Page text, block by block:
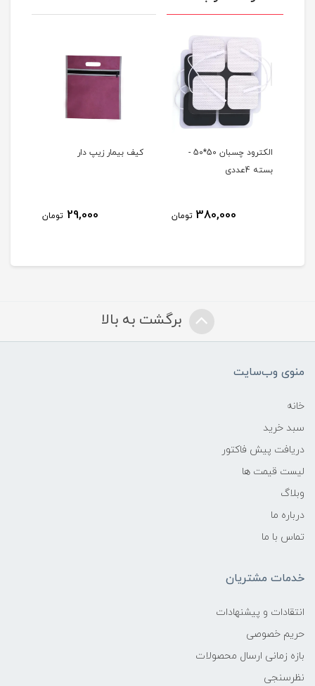
الکترود چسبان 50*50 -
بسته 4عددی
380,000 تومان
کیف بیمار زیپ دار
29,000 تومان
برگشت به بالا
منوی وب‌سایت
خانه
سبد خرید
دریافت پیش فاکتور
لیست قیمت ها
وبلاگ
درباره ما
تماس با ما
خدمات مشتریان
انتقادات و پیشنهادات
حریم خصوصی
بازه زمانی ارسال محصولات
نظرسنجی